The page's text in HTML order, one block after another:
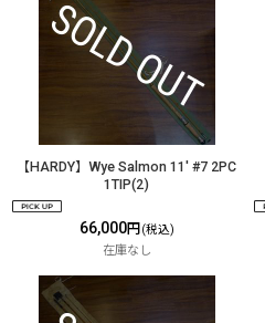
【HARDY】Wye Salmon 11' #7 2PC
1TIP(2)
66,000円 (税込)
在庫なし